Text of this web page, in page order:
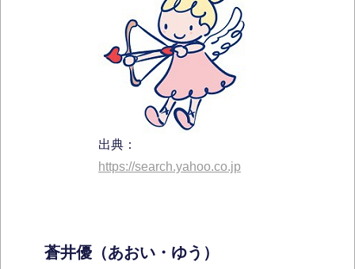
出典：
https://search.yahoo.co.jp
蒼井優（あおい・ゆう）